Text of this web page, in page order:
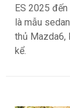
ES 2025
là mẫu
thủ Mazda6,
kể.